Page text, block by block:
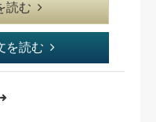
読む
を読む